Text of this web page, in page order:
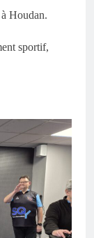
Houdan.
sportif,